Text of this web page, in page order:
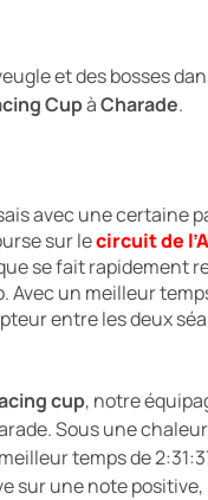
et des bosses
CupàCharade.
avec une certaine
sur lecircuit de
se fait rapidement
un meilleur
entre les deux
cup, notre
Sous une
temps de
sur une note